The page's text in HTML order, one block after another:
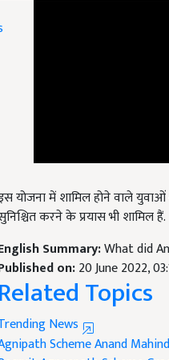
करने के प्रयास भी शामिल हैं.
English Summary:
on:20 June 2022,
Topics
Trending News
Scheme
Agneepath Scheme